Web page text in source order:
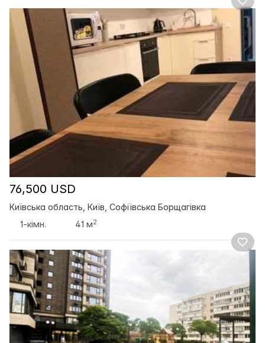
76,500 USD
Київська область, Київ, Софіївська Борщагівка
1-кімн.
41 м2